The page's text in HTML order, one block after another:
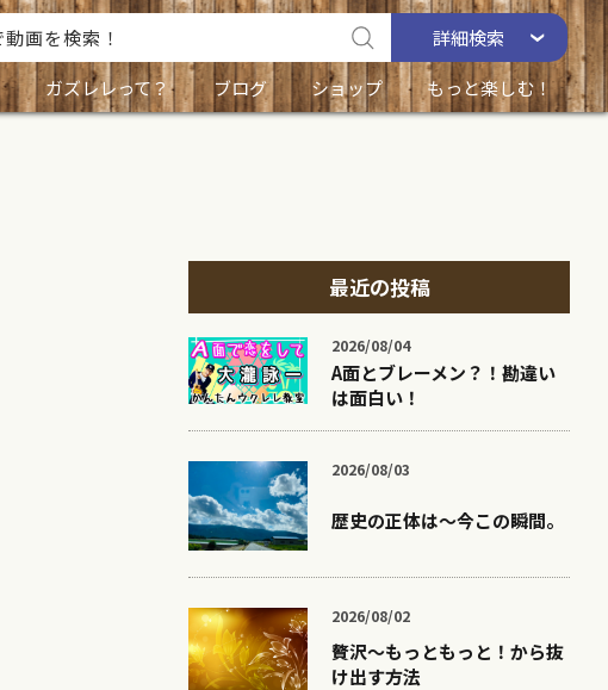
詳細検索
ガズレレって？ ブログ ショップ もっと楽しむ！
最近の投稿
2026/08/04
A面とブレーメン？！勘違い
は面白い！
2026/08/03
歴史の正体は〜今この瞬間。
2026/08/02
贅沢〜もっともっと！から抜
け出す方法